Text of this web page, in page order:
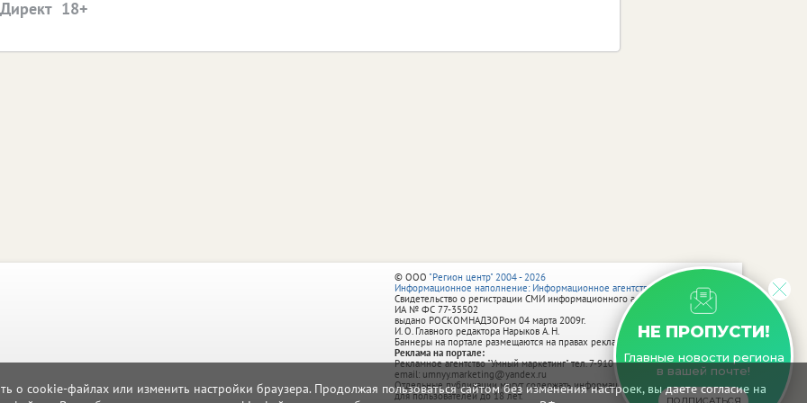
о cookie-файлах или изменить настройки браузера. Продолжая пользоваться сайтом без изменения настроек, вы даете согласие на
НЕ ПРОПУСТИ!
Главные новости региона
в вашей почте!
© ООО "Регион центр" 2004 - 2026
Информационное наполнение: Информационное агентство vRossii.ru
Свидетельство о регистрации СМИ информационного агентства vRossii.ru
ИА № ФС 77‑35502
выдано РОСКОМНАДЗОРом 04 марта 2009г.
И. О. Главного редактора Нарыков А. Н.
Баннеры на портале размещаются на правах рекламы.
Реклама на портале:
Рекламное агентство "Умный маркетинг" тел. 7-910-267-70-40,
email: umnyy.marketing@yandex.ru
Отдельные публикации могут содержать информацию, не предназначенную
для пользователей до 18 лет.